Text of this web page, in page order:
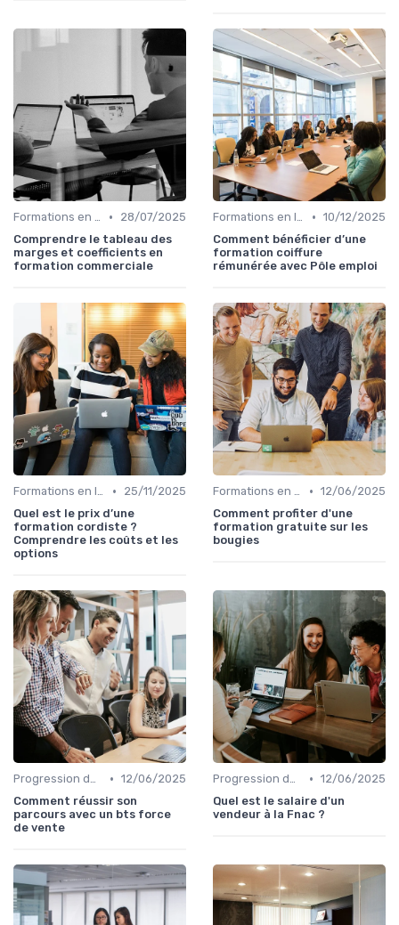
Formations en ligne •
28/07/2025
Comprendre le tableau des
marges et coefficients en
formation commerciale
Formations en ligne • 10/12/2025
Comment bénéficier d’une
formation coiffure
rémunérée avec Pôle emploi
Formations en ligne •
25/11/2025
Quel est le prix d’une
formation cordiste ?
Comprendre les coûts et les
options
Formations en ligne • 12/06/2025
Comment profiter d'une
formation gratuite sur les
bougies
Progression de carrière en vente • 12/06/2025
Comment réussir son
parcours avec un bts force
de vente
Progression de carrière en vente • 12/06/2025
Quel est le salaire d'un
vendeur à la Fnac ?